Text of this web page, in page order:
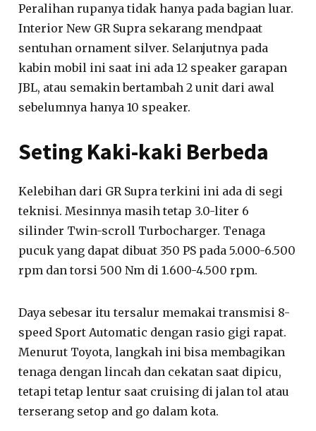
Peralihan rupanya tidak hanya pada bagian luar.
Interior New GR Supra sekarang mendpaat
sentuhan ornament silver. Selanjutnya pada
kabin mobil ini saat ini ada 12 speaker garapan
JBL, atau semakin bertambah 2 unit dari awal
sebelumnya hanya 10 speaker.
Seting Kaki-kaki Berbeda
Kelebihan dari GR Supra terkini ini ada di segi
teknisi. Mesinnya masih tetap 3.0-liter 6
silinder Twin-scroll Turbocharger. Tenaga
pucuk yang dapat dibuat 350 PS pada 5.000-6.500
rpm dan torsi 500 Nm di 1.600-4.500 rpm.
Daya sebesar itu tersalur memakai transmisi 8-
speed Sport Automatic dengan rasio gigi rapat.
Menurut Toyota, langkah ini bisa membagikan
tenaga dengan lincah dan cekatan saat dipicu,
tetapi tetap lentur saat cruising di jalan tol atau
terserang setop and go dalam kota.